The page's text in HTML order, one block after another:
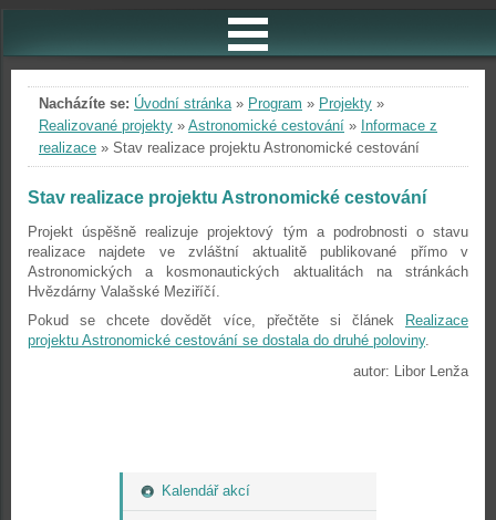
Kalendář akcí
Nacházíte se: Úvodní stránka» Program » Projekty »
Realizované projekty » Astronomické cestování » Informace z
realizace » Stav realizace projektu Astronomické cestování
Stav realizace projektu Astronomické cestování
Projekt úspěšně realizuje projektový tým a podrobnosti o stavu
realizace najdete ve zvláštní aktualitě publikované přímo v
Astronomických a kosmonautických aktualitách na stránkách
Hvězdárny Valašské Meziříčí.
Pokud se chcete dovědět více, přečtěte si článek
Realizace
projektu Astronomické cestování se dostala do druhé poloviny.
autor: Libor Lenža